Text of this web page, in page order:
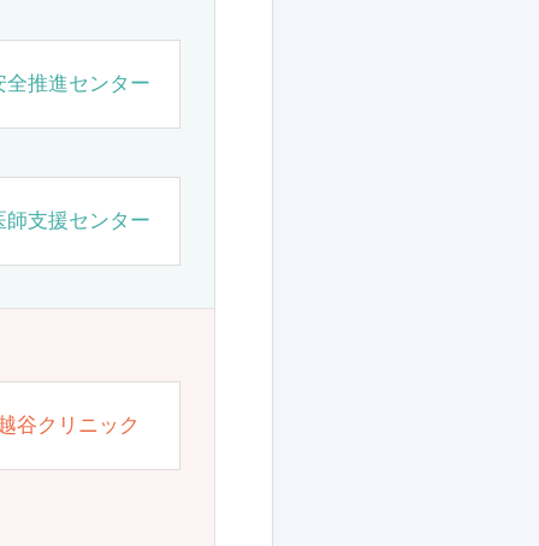
全推進センター
師支援センター
谷クリニック